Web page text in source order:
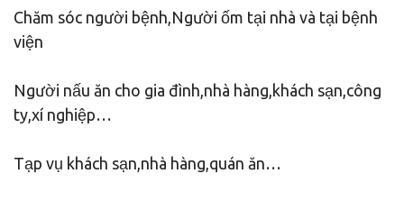
Chăm sóc người bệnh,Người ốm tại nhà và tại bệnh
viện
Người nấu ăn cho gia đình,nhà hàng,khách sạn,công
ty,xí nghiệp…
Tạp vụ khách sạn,nhà hàng,quán ăn…